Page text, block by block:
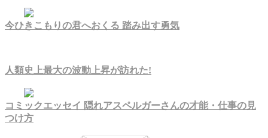
今ひきこもりの君へおくる 踏み出す勇気
人類史上最大の波動上昇が訪れた!
コミックエッセイ 隠れアスペルガーさんの才能・仕事の見
つけ方